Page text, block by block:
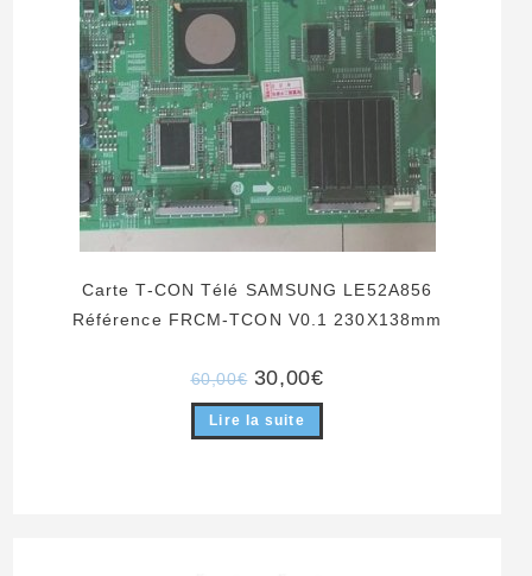
Carte T-CON Télé SAMSUNG LE52A856
Référence FRCM-TCON V0.1 230X138mm
60,00€ Le
prix
initial
était :
60,00€.
30,00€Le
actuel
30,00€.
Lire la suite